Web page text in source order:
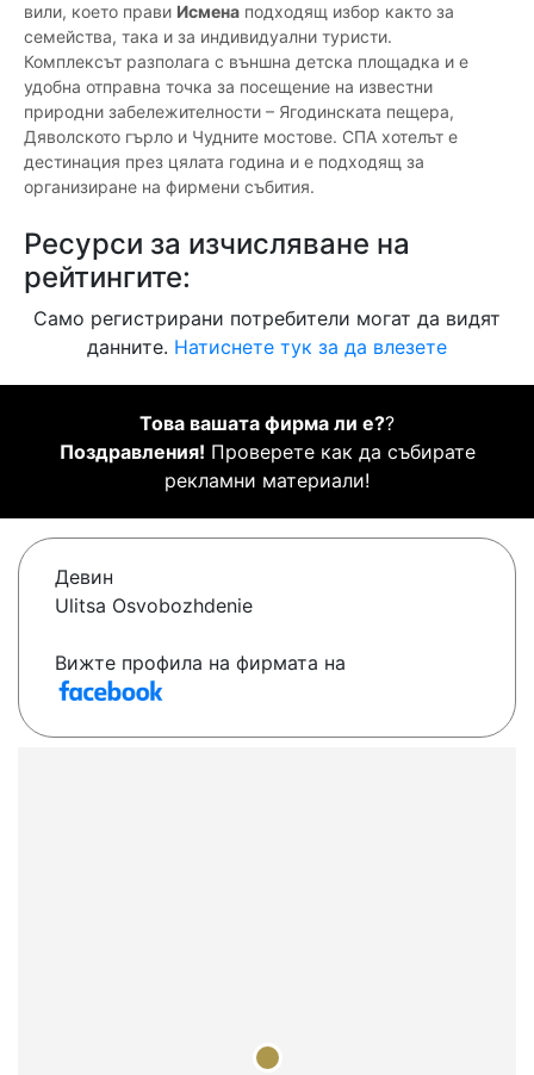
вили, което прави Исмена подходящ избор както за
семейства, така и за индивидуални туристи.
Комплексът разполага с външна детска площадка и е
удобна отправна точка за посещение на известни
природни забележителности – Ягодинската пещера,
Дяволското гърло и Чудните мостове. СПА хотелът е
дестинация през цялата година и е подходящ за
организиране на фирмени събития.
Ресурси за изчисляване на
рейтингите:
Само регистрирани потребители могат да видят
данните. Натиснете тук за да влезете
Това вашата фирма ли е??
Поздравления! Проверете как да събирате
рекламни материали!
Девин
Ulitsa Osvobozhdenie
Вижте профила на фирмата на